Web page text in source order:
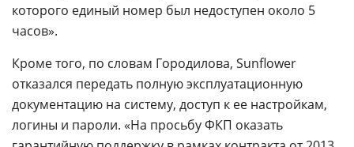
которого единый номер был недоступен около 5
часов».
Кроме того, по словам Городилова, Sunflower
отказался передать полную эксплуатационную
документацию на систему, доступ к ее настройкам,
логины и пароли. «На просьбу ФКП оказать